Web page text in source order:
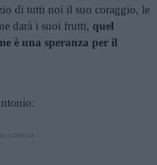
di tutti noi il suo coraggio, le
darà i suoi frutti, quel
è una speranza per il